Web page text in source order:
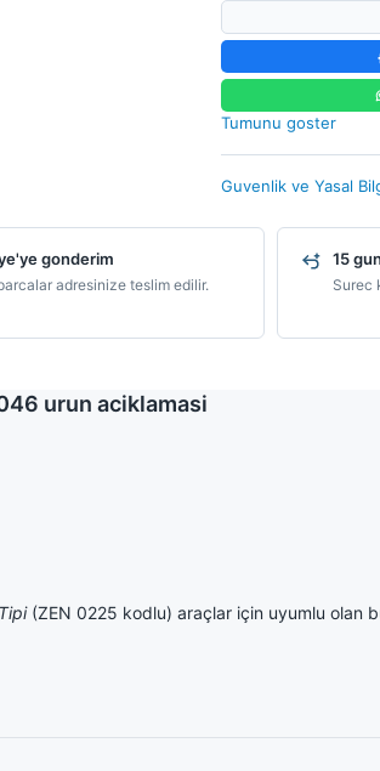
Tumunu goster
Guvenlik ve Yasal
gonderim
adresinize teslim edilir.
15
Surec
urun aciklamasi
(ZEN 0225 kodlu) araçlar için uyumlu olan